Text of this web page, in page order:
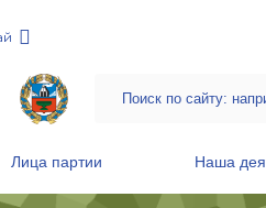
Лица партии Наша